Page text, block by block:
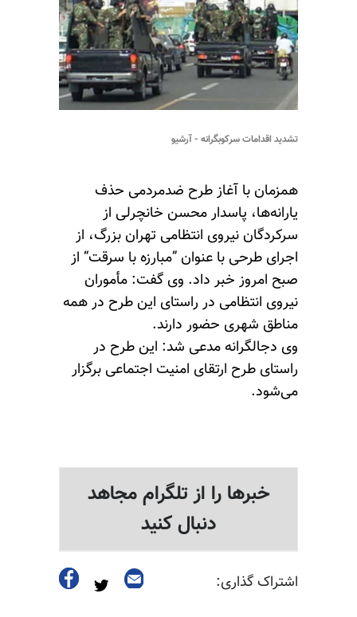
تشدید اقدامات سرکوبگرانه - آرشیو
همزمان با آغاز طرح ضدمردمی حذف
یارانه‌ها، پاسدار محسن خانچرلی از
سرکردگان نیروی انتظامی تهران بزرگ، از
اجرای طرحی با عنوان ”مبارزه با سرقت“ از
صبح امروز خبر داد. وی گفت: مأموران
نیروی انتظامی در راستای این طرح در همه
مناطق شهری حضور دارند.
وی دجالگرانه مدعی شد: این طرح در
راستای طرح ارتقای امنیت اجتماعی برگزار
می‌شود.
خبرها را از تلگرام مجاهد
دنبال کنید
اشتراک گذاری: